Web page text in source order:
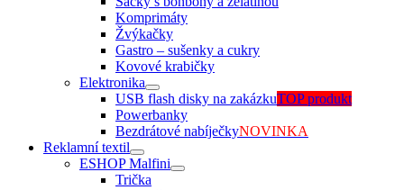
Komprimáty
Žvýkačky
Gastro – sušenky a cukry
Kovové krabičky
Elektronika
USB flash disky na zakázkuTOP produkt
Powerbanky
Bezdrátové nabíječkyNOVINKA
Reklamní textil
ESHOP Malfini
Trička